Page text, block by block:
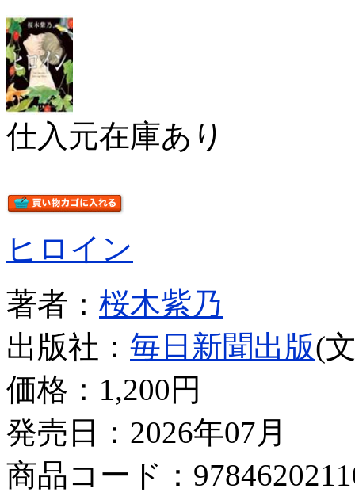
仕入元在庫あり
ヒロイン
著者： 桜木紫乃
出版社： 毎日新聞出版(
価格： 1,200円
発売日：2026年07月
商品コード：